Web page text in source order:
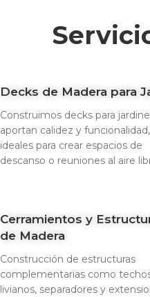
Decks de Madera para
Construimos decks para
aportan calidez y funcionalidad,
ideales para crear espacios de
descanso o reuniones al aire
Cerramientos y
de Madera
Construcción de estructuras
complementarias como
livianos, separadores y